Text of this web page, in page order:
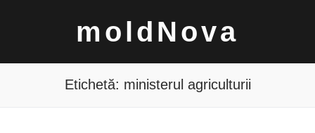
moldNova
Etichetă: ministerul agriculturii